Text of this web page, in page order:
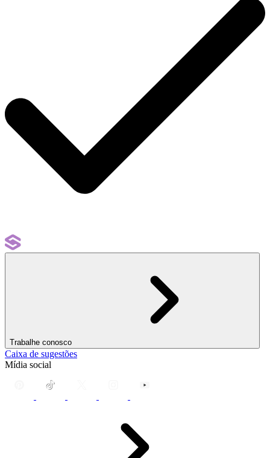
Trabalhe conosco
Caixa de sugestões
Mídia social